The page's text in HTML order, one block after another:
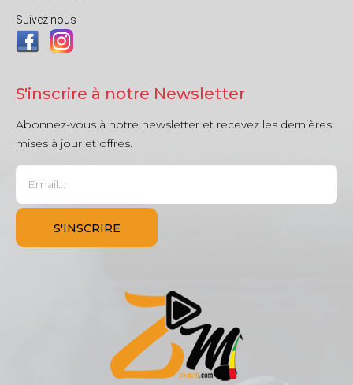
Suivez nous :
S'inscrire à notre Newsletter
Abonnez-vous à notre newsletter et recevez les dernières
mises à jour et offres.